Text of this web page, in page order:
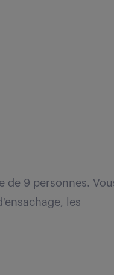
de 9 personnes.
les